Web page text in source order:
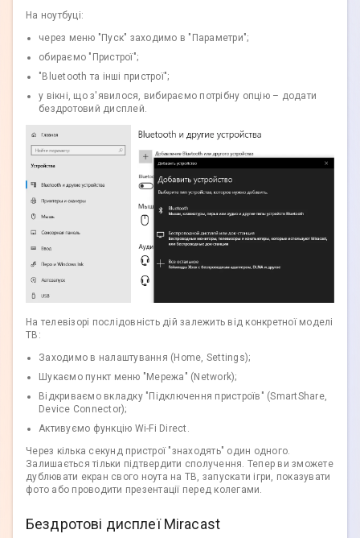
На ноутбуці:
через меню "Пуск" заходимо в "Параметри";
обираємо "Пристрої";
"Bluetooth та інші пристрої";
у вікні, що з'явилося, вибираємо потрібну опцію – додати
бездротовий дисплей.
На телевізорі послідовність дій залежить від конкретної моделі
ТВ:
Заходимо в налаштування (Home, Settings);
Шукаємо пункт меню "Мережа" (Network);
Відкриваємо вкладку "Підключення пристроїв" (SmartShare,
Device Connector);
Активуємо функцію Wi-Fi Direct.
Через кілька секунд пристрої "знаходять" один одного.
Залишається тільки підтвердити сполучення. Тепер ви зможете
дублювати екран свого ноута на ТВ, запускати ігри, показувати
фото або проводити презентації перед колегами.
Бездротові дисплеї Miracast